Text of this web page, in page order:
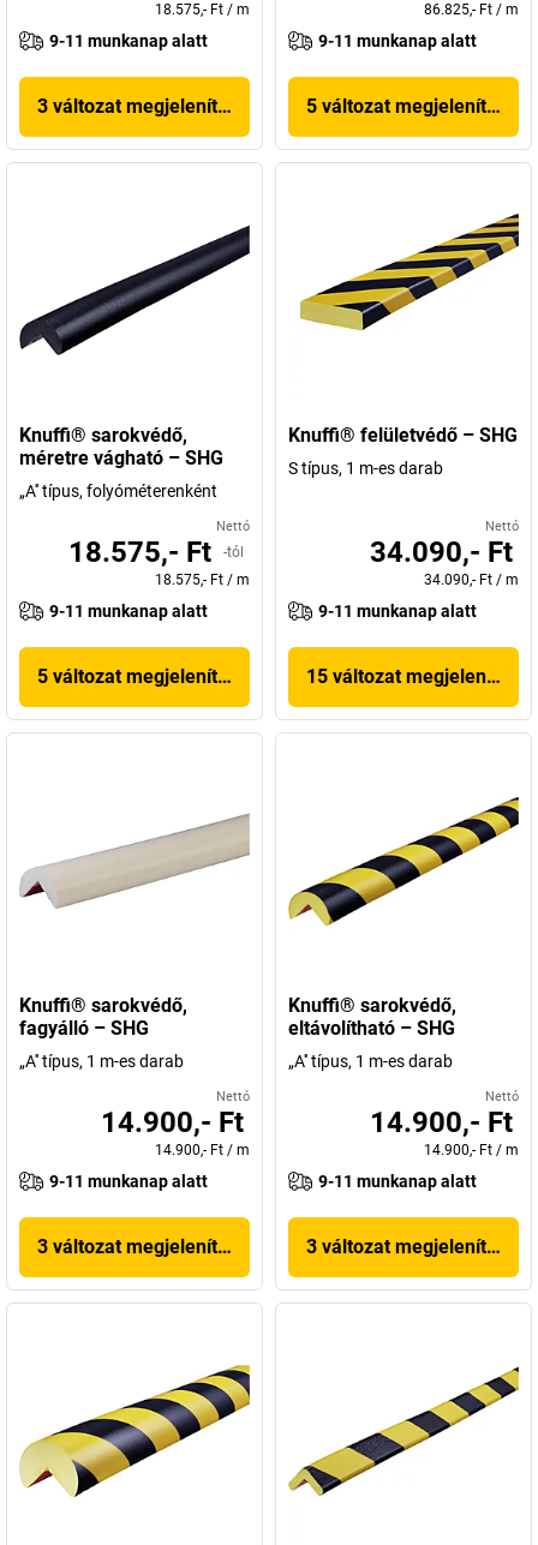
18.575,- Ft / m
9-11 munkanap alatt
3 változat megjelenítése
86.825,- Ft / m
9-11 munkanap alatt
5 változat megjelenítése
Knuffi® sarokvédő,
méretre vágható – SHG
„A'' típus, folyóméterenként
Nettó
18.575,- Ft
-tól
18.575,- Ft / m
9-11 munkanap alatt
5 változat megjelenítése
Knuffi® felületvédő – SHG
S típus, 1 m-es darab
Nettó
34.090,- Ft
34.090,- Ft / m
9-11 munkanap alatt
15 változat megjelenítése
Knuffi® sarokvédő,
fagyálló – SHG
„A'' típus, 1 m-es darab
Nettó
14.900,- Ft
14.900,- Ft / m
9-11 munkanap alatt
3 változat megjelenítése
Knuffi® sarokvédő,
eltávolítható – SHG
„A'' típus, 1 m-es darab
Nettó
14.900,- Ft
14.900,- Ft / m
9-11 munkanap alatt
3 változat megjelenítése